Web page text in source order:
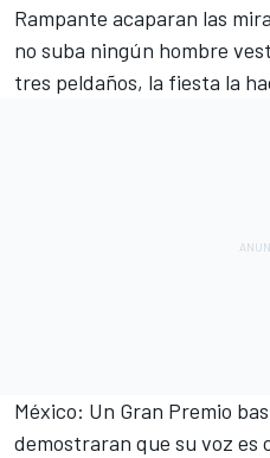
Rampante acaparan las
no suba ningún hombre
tres peldaños, la fiesta la
México: Un Gran Premio
demostraran que su voz es